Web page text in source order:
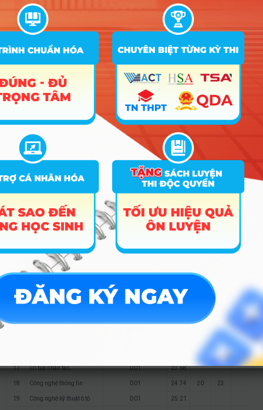
sạn
22.65
35
Quản lý tài
nguyên và môi
B02; C04; C13; D01; D10;
20.75 15 15
STT Tên ngành Tổ hợp
2025 2024 2023
1 Quản lý Giáo dục D01 27.33 18 18
D01; D14; D15
Ngôn ngữ Trung Quốc
A01; D01; D04; D15
D01; D14; D15 25.73
4 Kinh tế D01; X25 24.67 20 24.5
5 Quản lý nhà nước D01; D14; X01; X25 26.16 18.5 18
26.87
Việt Nam học D01; D15 26.09
8 Quản trị kinh doanh
D01; D04; X01; X25;
24.88 20
Kế toán
11 Kế toán CLC D01; X25 23.25 19.5
12 Kiểm toán
14 Khoa học dữ liệu D01 21.23
17 Trí tuệ nhân tạo D01 23.68
18 Công nghệ thông tin D01 24.74 20 23
19 Công nghệ kỹ thuật ô tô D01 25.21